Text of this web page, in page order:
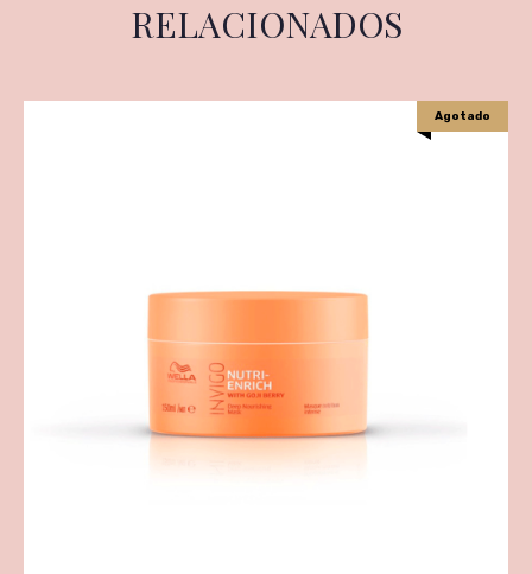
RELACIONADOS
Agotado